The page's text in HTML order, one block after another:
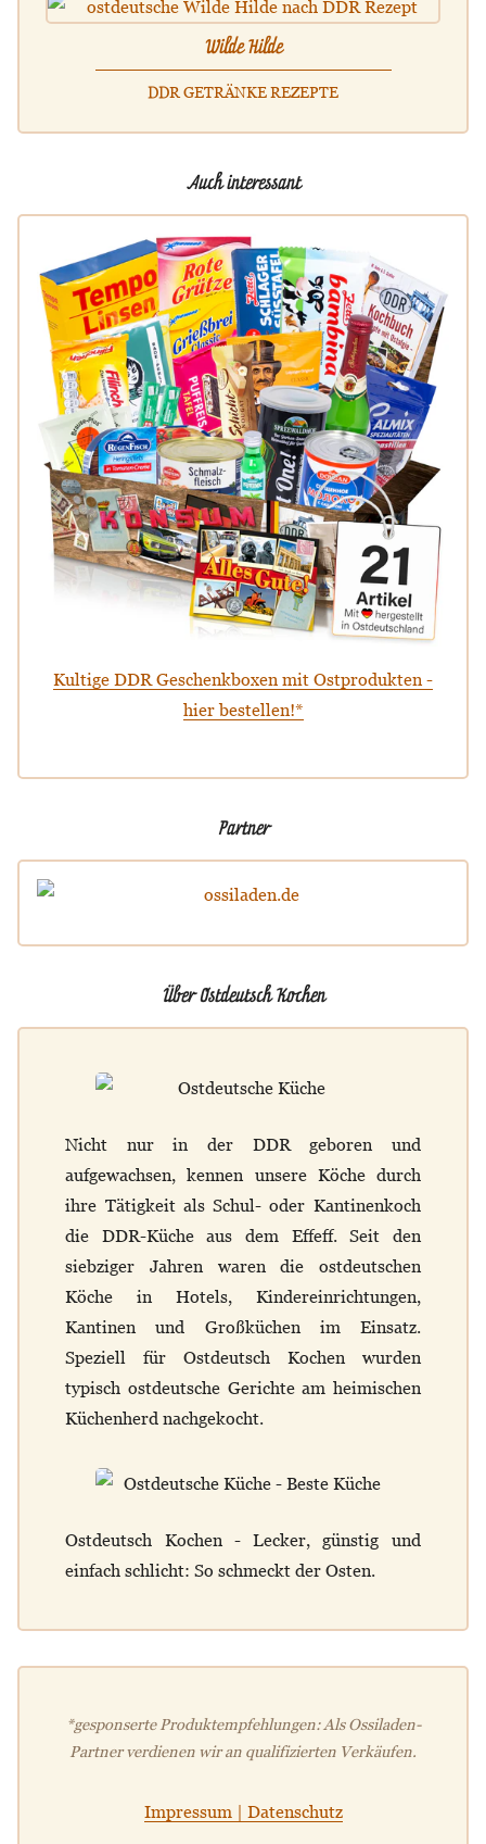
Wilde Hilde
DDR GETRÄNKE REZEPTE
Auch interessant
Kultige DDR Geschenkboxen mit Ostprodukten -
hier bestellen!*
Partner
Über Ostdeutsch Kochen
Nicht nur in der DDR geboren und
aufgewachsen, kennen unsere Köche durch
ihre Tätigkeit als Schul- oder Kantinenkoch
die DDR-Küche aus dem Effeff. Seit den
siebziger Jahren waren die ostdeutschen
Köche in Hotels, Kindereinrichtungen,
Kantinen und Großküchen im Einsatz.
Speziell für Ostdeutsch Kochen wurden
typisch ostdeutsche Gerichte am heimischen
Küchenherd nachgekocht.
Ostdeutsch Kochen - Lecker, günstig und
einfach schlicht: So schmeckt der Osten.
*gesponserte Produktempfehlungen: Als Ossiladen-
Partner verdienen wir an qualifizierten Verkäufen.
Impressum | Datenschutz